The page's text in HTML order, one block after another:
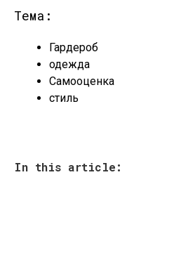
Тема:
Гардероб
одежда
Самооценка
стиль
In this article: